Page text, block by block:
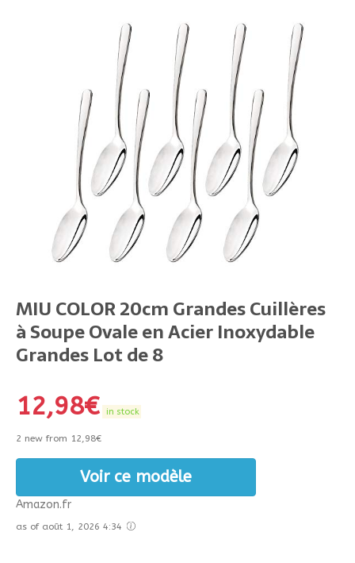
MIU COLOR 20cm Grandes Cuillères
à Soupe Ovale en Acier Inoxydable
Grandes Lot de 8
12,98€ in stock
2 new from 12,98€
Voir ce modèle
Amazon.fr
as of août 1, 2026 4:34